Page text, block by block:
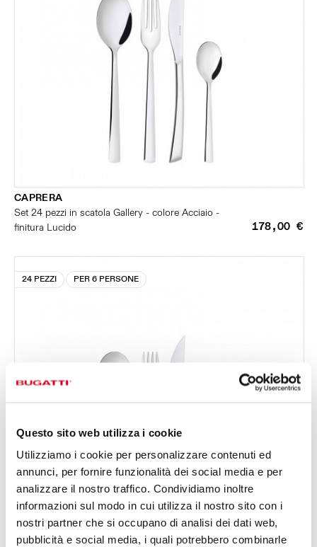
Questo sito web utilizza i cookie
Utilizziamo i cookie per personalizzare contenuti ed
annunci, per fornire funzionalità dei social media e per
analizzare il nostro traffico. Condividiamo inoltre
informazioni sul modo in cui utilizza il nostro sito con i
nostri partner che si occupano di analisi dei dati web,
pubblicità e social media, i quali potrebbero combinarle
CAPRERA
Set 24 pezzi in scatola Gallery - colore Acciaio -
finitura Lucido
178,00 €
24 PEZZI PER 6 PERSONE